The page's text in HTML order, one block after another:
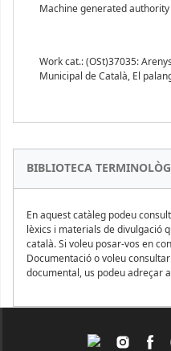
BIBLIOTECA
En aquest catàleg podeu
lèxics i materials de divulgació
català. Si voleu posar-vos en
Documentació o voleu
documental, us podeu adreçar a
Machine generated
Work cat.: (OSt)37035:
Municipal de Català, El